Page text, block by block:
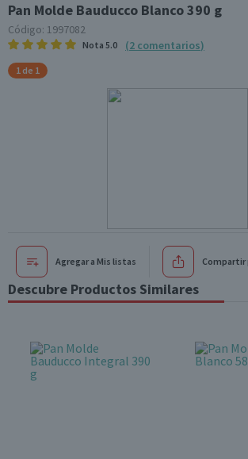
Pan Molde Bauducco Blanco 390 g
Código: 1997082
Nota 5.0 (2 comentarios)
1 de 1
Agregar a Mis listas
Descubre Productos Similares